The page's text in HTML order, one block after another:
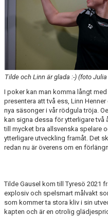
Tilde och Linn är glada :-) (foto
I poker kan man komma långt
presentera att två ess, Linn
nya säsonger i vår rödgula tröja.
kan signa dessa för ytterligare två
till mycket bra allsvenska spelare
ytterligare utveckling framåt. Det
redan nu är överens om en
Tilde Gausel kom till Tyresö 2021
explosiv och spelsmart målvakt
som kommer ta stora kliv i sin
kapten och är en otrolig